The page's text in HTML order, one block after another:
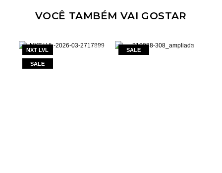
VOCÊ TAMBÉM VAI GOSTAR
NXT LVL